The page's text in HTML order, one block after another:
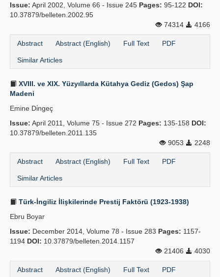
Guidelines
Contact Us
Issue: April 2002, Volume 66 - Issue 245 Pages: 95-122 DOI:
10.37879/belleten.2002.95
74314
4166
Abstract Abstract (English) Full Text PDF
Similar Articles
XVIII. ve XIX. Yüzyıllarda Kütahya Gediz (Gedos) Şap
Madeni
Emine Di̇ngeç
Issue: April 2011, Volume 75 - Issue 272 Pages: 135-158 DOI:
10.37879/belleten.2011.135
9053
2248
Abstract Abstract (English) Full Text PDF
Similar Articles
Türk-İngiliz İlişkilerinde Prestij Faktörü (1923-1938)
Ebru Boyar
Issue: December 2014, Volume 78 - Issue 283 Pages: 1157-
1194 DOI: 10.37879/belleten.2014.1157
21406
4030
Abstract Abstract (English) Full Text PDF